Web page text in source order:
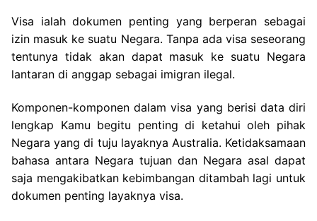
Visa ialah dokumen penting yang berperan sebagai
izin masuk ke suatu Negara. Tanpa ada visa seseorang
tentunya tidak akan dapat masuk ke suatu Negara
lantaran di anggap sebagai imigran ilegal.
Komponen-komponen dalam visa yang berisi data diri
lengkap Kamu begitu penting di ketahui oleh pihak
Negara yang di tuju layaknya Australia. Ketidaksamaan
bahasa antara Negara tujuan dan Negara asal dapat
saja mengakibatkan kebimbangan ditambah lagi untuk
dokumen penting layaknya visa.